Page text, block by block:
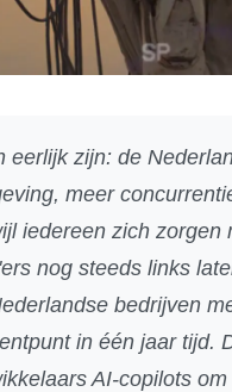
eerlijk zijn: de
meer
iedereen zich
nog steeds links
bedrijven
in één jaar tijd.
AI-copilots